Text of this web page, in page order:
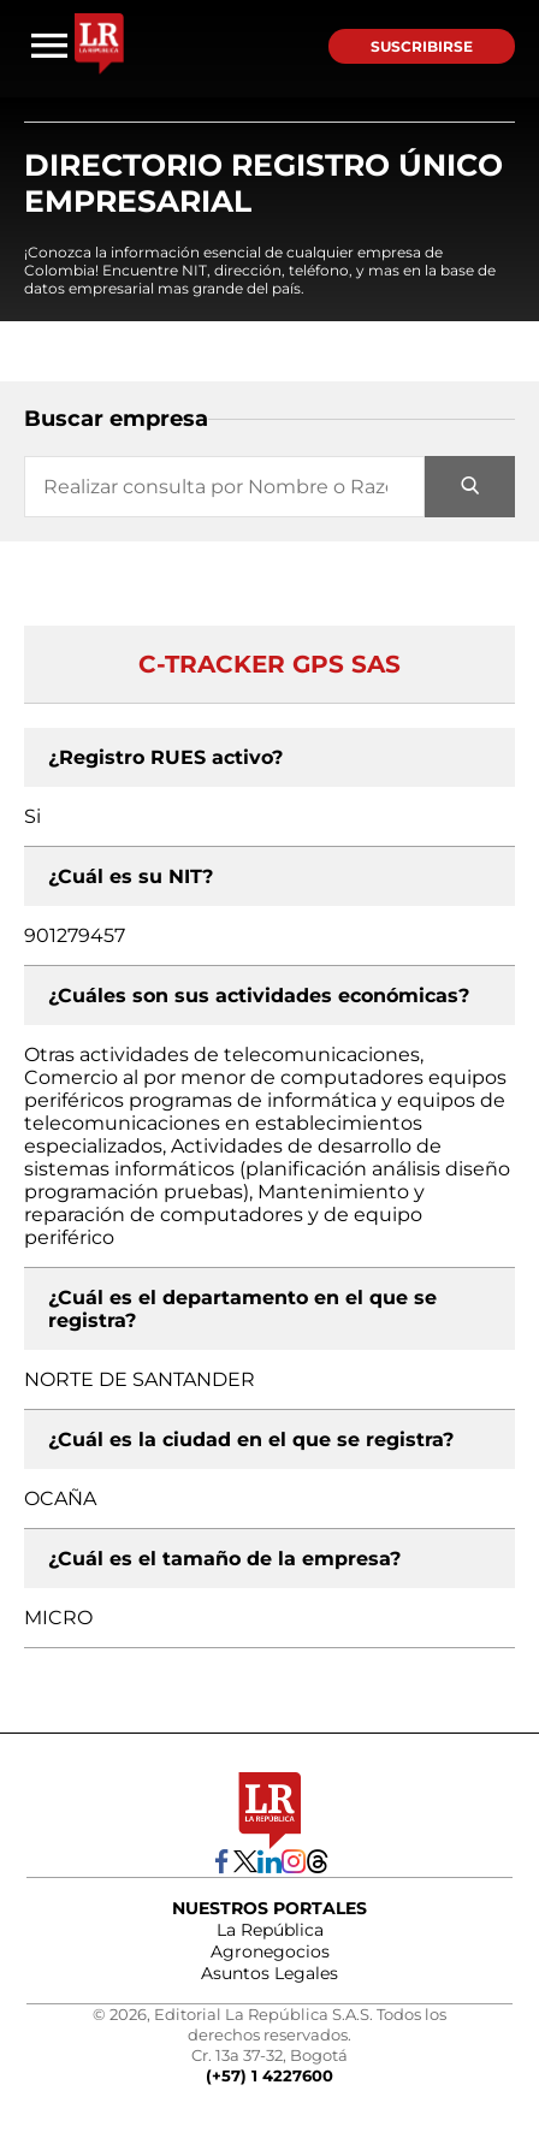
SUSCRIBIRSE
DIRECTORIO REGISTRO ÚNICO
EMPRESARIAL
¡Conozca la información esencial de cualquier empresa de
Colombia! Encuentre NIT, dirección, teléfono, y mas en la base de
datos empresarial mas grande del país.
Buscar empresa
C-TRACKER GPS SAS
¿Registro RUES activo?
Si
¿Cuál es su NIT?
901279457
¿Cuáles son sus actividades económicas?
Otras actividades de telecomunicaciones,
Comercio al por menor de computadores equipos
periféricos programas de informática y equipos de
telecomunicaciones en establecimientos
especializados, Actividades de desarrollo de
sistemas informáticos (planificación análisis diseño
programación pruebas), Mantenimiento y
reparación de computadores y de equipo
periférico
¿Cuál es el departamento en el que se
registra?
NORTE DE SANTANDER
¿Cuál es la ciudad en el que se registra?
OCAÑA
¿Cuál es el tamaño de la empresa?
MICRO
NUESTROS PORTALES
La República
Agronegocios
Asuntos Legales
© 2026, Editorial La República S.A.S. Todos los
derechos reservados.
Cr. 13a 37-32, Bogotá
(+57) 1 4227600